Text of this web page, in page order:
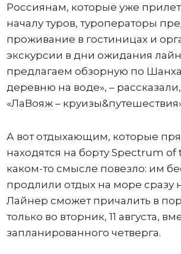
Россиянам, которые уже
началу туров, туроператоры
проживание в гостиницах и
экскурсии в дни ожидания
предлагаем обзорную по
деревню на воде», – рассказали,
«ЛаВояж –
А вот отдыхающим, которые
находятся на борту Spectrum of
каком-то смысле повезло: им
продлили отдых на море сразу
Лайнер сможет причалить в
только во вторник, 11 августа,
запланированного четверга.